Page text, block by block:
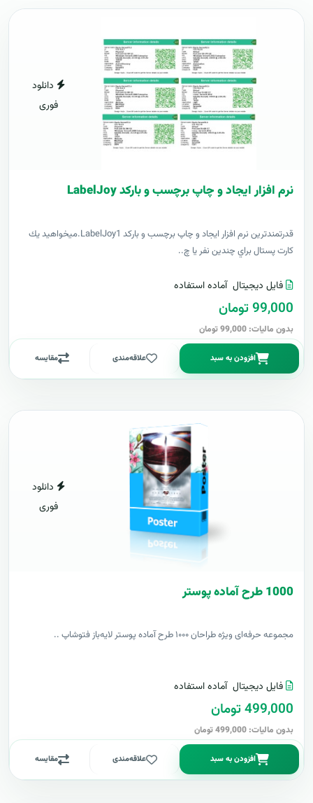
دانلود
فوری
نرم افزار ایجاد و چاپ برچسب و بارکد LabelJoy
قدرتمندترين نرم افزار ایجاد و چاپ برچسب و بارکد LabelJoy1.ميخواهيد يك
كارت پستال براي چندين نفر يا چ..
فایل دیجیتال آماده استفاده
99,000 تومان
بدون مالیات: 99,000 تومان
افزودن به سبد علاقه‌مندی مقایسه
دانلود
فوری
1000 طرح آماده پوستر
مجموعه حرفه‌ای ویژه طراحان ۱۰۰۰ طرح آماده پوستر لایه‌باز فتوشاپ ..
فایل دیجیتال آماده استفاده
499,000 تومان
بدون مالیات: 499,000 تومان
افزودن به سبد علاقه‌مندی مقایسه